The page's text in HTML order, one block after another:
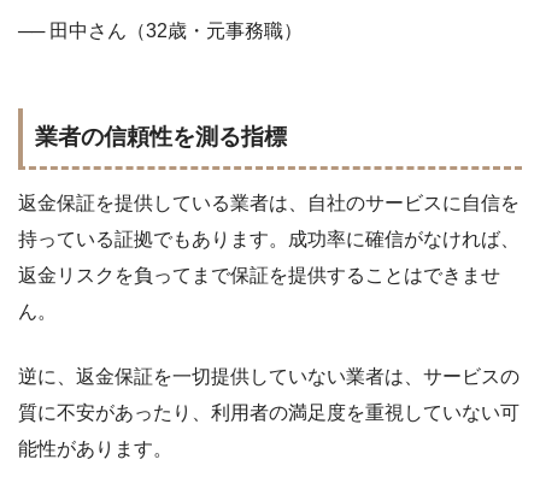
── 田中さん（32歳・元事務職）
業者の信頼性を測る指標
返金保証を提供している業者は、自社のサービスに自信を
持っている証拠でもあります。成功率に確信がなければ、
返金リスクを負ってまで保証を提供することはできませ
ん。
逆に、返金保証を一切提供していない業者は、サービスの
質に不安があったり、利用者の満足度を重視していない可
能性があります。